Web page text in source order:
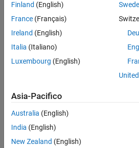
Finland (English)
France (Français)
Ireland (English)
Italia (Italiano)
Luxembourg (English)
Asia-Pacifico
Australia (English)
India (English)
New Zealand (English)